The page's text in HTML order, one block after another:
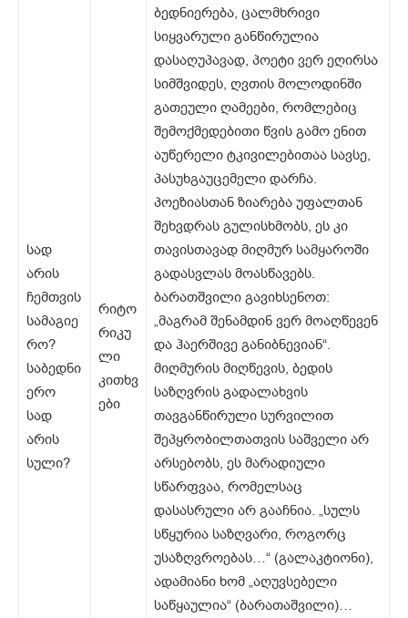
სად
არის
ჩემთვის
სამაგიე
რო?
საბედნი
ერო
სად
არის
სული?
რიტო
რიკუ
ლი
კითხვ
ები
ბედნიერება, ცალმხრივი
სიყვარული განწირულია
დასაღუპავად, პოეტი ვერ ეღირსა
სიმშვიდეს, ღვთის მოლოდინში
გათეული ღამეები, რომლებიც
შემოქმედებითი წვის გამო ენით
აუწერელი ტკივილებითაა სავსე,
პასუხგაუცემელი დარჩა.
პოეზიასთან ზიარება უფალთან
შეხვდრას გულისხმობს, ეს კი
თავისთავად მიღმურ სამყაროში
გადასვლას მოასწავებს.
ბარათშვილი გავიხსენოთ:
„მაგრამ შენამდინ ვერ მოაღწევენ
და ჰაერშივე განიბნევიან“.
მიღმურის მიღწევის, ბედის
საზღვრის გადალახვის
თავგანწირული სურვილით
შეპყრობილთათვის საშველი არ
არსებობს, ეს მარადიული
სწარფვაა, რომელსაც
დასასრული არ გააჩნია. „სულს
სწყურია საზღვარი, როგორც
უსაზღვროებას…“ (გალაკტიონი),
ადამიანი ხომ „აღუვსებელი
საწყაულია“ (ბარათაშვილი)…